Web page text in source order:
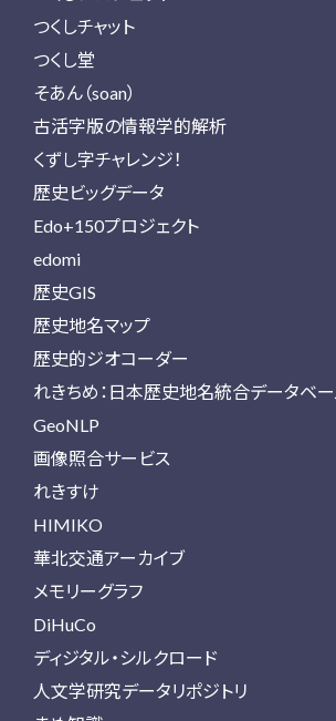
つくしチャット
つくし堂
そあん（soan）
古活字版の情報学的解析
くずし字チャレンジ！
歴史ビッグデータ
Edo+150プロジェクト
edomi
歴史GIS
歴史地名マップ
歴史的ジオコーダー
れきちめ：日本歴史地名統合データベー
GeoNLP
画像照合サービス
れきすけ
HIMIKO
華北交通アーカイブ
メモリーグラフ
DiHuCo
ディジタル・シルクロード
人文学研究データリポジトリ